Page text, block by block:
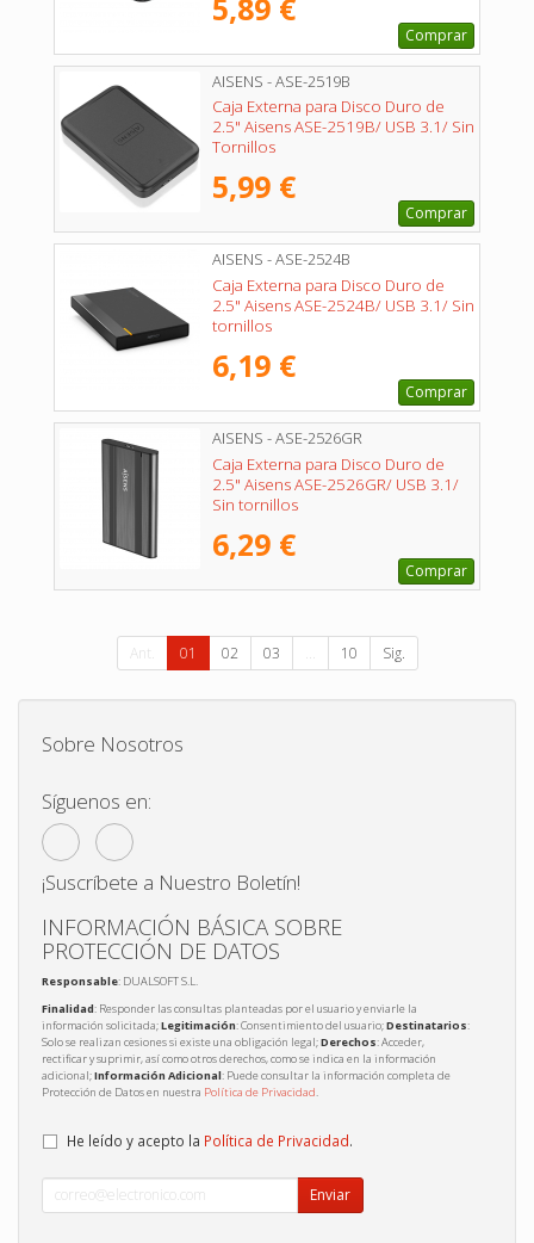
Comprar
AISENS - ASE-2519B
Caja Externa para Disco Duro de
2.5" Aisens ASE-2519B/ USB 3.1/ Sin
Tornillos
5,99 €
Comprar
AISENS - ASE-2524B
Caja Externa para Disco Duro de
2.5" Aisens ASE-2524B/ USB 3.1/ Sin
tornillos
6,19 €
Comprar
AISENS - ASE-2526GR
Caja Externa para Disco Duro de
2.5" Aisens ASE-2526GR/ USB 3.1/
Sin tornillos
6,29 €
Comprar
Ant. 01 02 03 ... 10 Sig.
Sobre Nosotros
Síguenos en:
¡Suscríbete a Nuestro Boletín!
INFORMACIÓN BÁSICA SOBRE
PROTECCIÓN DE DATOS
Responsable: DUALSOFT S.L.
Finalidad: Responder las consultas planteadas por el usuario y enviarle la
información solicitada;Legitimación: Consentimiento del usuario;Destinatarios:
Solo se realizan cesiones si existe una obligación legal;Derechos: Acceder,
rectificar y suprimir, así como otros derechos, como se indica en la información
adicional;Información Adicional: Puede consultar la información completa de
Protección de Datos en nuestra Política de Privacidad.
He leído y acepto la Política de Privacidad.
Enviar